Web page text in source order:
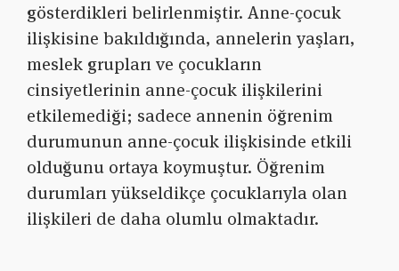
gösterdikleri belirlenmiştir. Anne-çocuk
ilişkisine bakıldığında, annelerin yaşları,
meslek grupları ve çocukların
cinsiyetlerinin anne-çocuk ilişkilerini
etkilemediği; sadece annenin öğrenim
durumunun anne-çocuk ilişkisinde etkili
olduğunu ortaya koymuştur. Öğrenim
durumları yükseldikçe çocuklarıyla olan
ilişkileri de daha olumlu olmaktadır.